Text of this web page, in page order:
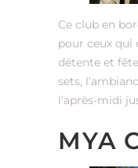
Ce club en
pour ceux qui
détente et
sets,
l’après-midi
MYA